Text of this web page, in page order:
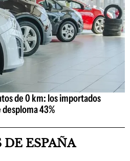
de 0 km: los importados
desploma 43%
ESPAÑA